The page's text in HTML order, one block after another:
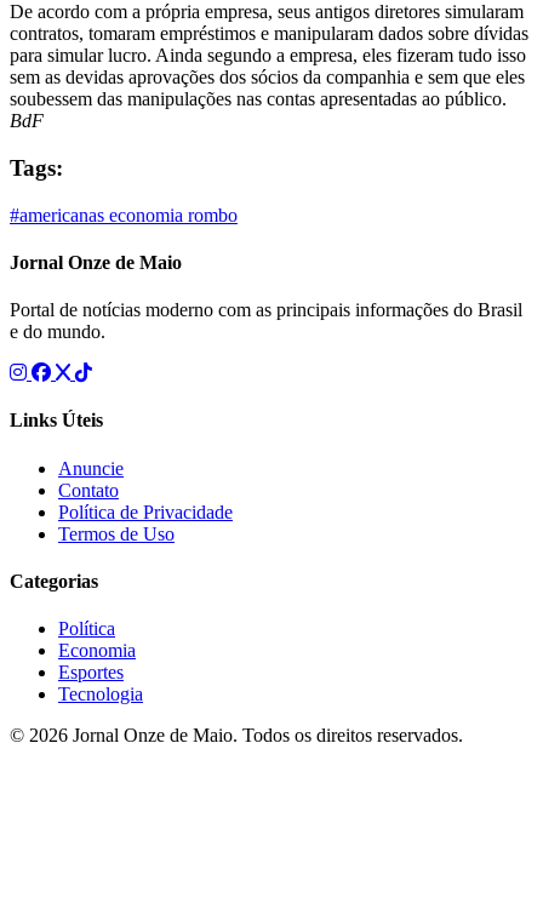
De acordo com a própria empresa, seus antigos diretores simularam
contratos, tomaram empréstimos e manipularam dados sobre dívidas
para simular lucro. Ainda segundo a empresa, eles fizeram tudo isso
sem as devidas aprovações dos sócios da companhia e sem que eles
soubessem das manipulações nas contas apresentadas ao público.
BdF
Tags:
#americanas economia rombo
Jornal Onze de Maio
Portal de notícias moderno com as principais informações do Brasil
e do mundo.
Links Úteis
Anuncie
Contato
Política de Privacidade
Termos de Uso
Categorias
Política
Economia
Esportes
Tecnologia
© 2026 Jornal Onze de Maio. Todos os direitos reservados.